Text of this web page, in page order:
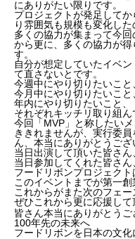
にありがたい限りです。
プロジェクトが発足して
り雰囲気も規模も変化した
多くの協力が集まって今
から更に、多くの協力が
す。
自分が想定していたイベ
て直さないとです。
今週中にやり切りたいこと
今月中にやり切りたいこと
年内にやり切りたいこと、
それぞれキッチリ取り組ん
今回「MVP」と称したい
ききれませんが、実行委
ん、本当にありがとうござ
当日出演して頂いた皆さん
当日参加してくれた皆さん
フードリボンプロジェクト
このイベントまでが第一創
これからがまた次のフェー
ぜひこれから更に応援し
皆さん本当にありがとうご
100年先の未来へ
フードリボンを日本の文化